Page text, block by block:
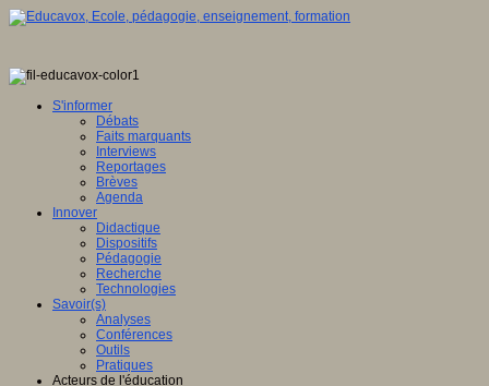
S'informer
Débats
Faits marquants
Interviews
Reportages
Brèves
Agenda
Innover
Didactique
Dispositifs
Pédagogie
Recherche
Technologies
Savoir(s)
Analyses
Conférences
Outils
Pratiques
Acteurs de l'éducation